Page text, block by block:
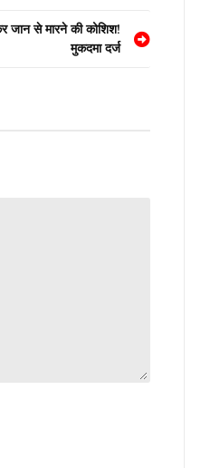
से मारने की कोशिश!
मुकदमा दर्ज